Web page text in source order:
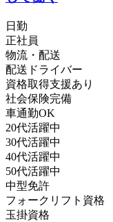
日勤
正社員
物流・配送
配送ドライバー
資格取得支援あり
社会保険完備
車通勤OK
20代活躍中
30代活躍中
40代活躍中
50代活躍中
中型免許
フォークリフト資格
玉掛資格